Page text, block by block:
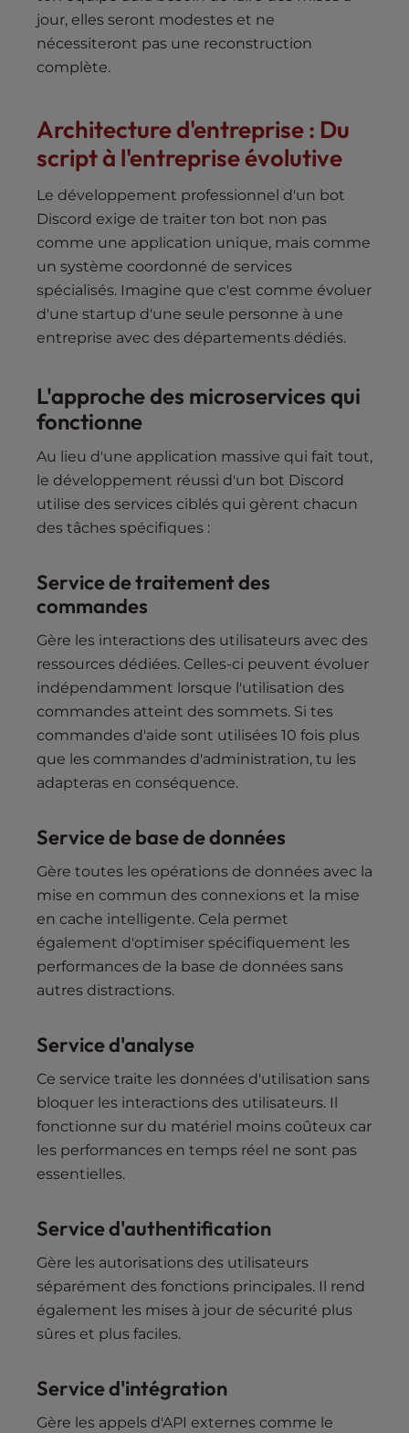
jour, elles seront modestes et ne
nécessiteront pas une reconstruction
complète.
Architecture d'entreprise : Du
script à l'entreprise évolutive
Le développement professionnel d'un bot
Discord exige de traiter ton bot non pas
comme une application unique, mais comme
un système coordonné de services
spécialisés. Imagine que c'est comme évoluer
d'une startup d'une seule personne à une
entreprise avec des départements dédiés.
L'approche des microservices qui
fonctionne
Au lieu d'une application massive qui fait tout,
le développement réussi d'un bot Discord
utilise des services ciblés qui gèrent chacun
des tâches spécifiques :
Service de traitement des
commandes
Gère les interactions des utilisateurs avec des
ressources dédiées. Celles-ci peuvent évoluer
indépendamment lorsque l'utilisation des
commandes atteint des sommets. Si tes
commandes d'aide sont utilisées 10 fois plus
que les commandes d'administration, tu les
adapteras en conséquence.
Service de base de données
Gère toutes les opérations de données avec la
mise en commun des connexions et la mise
en cache intelligente. Cela permet
également d'optimiser spécifiquement les
performances de la base de données sans
autres distractions.
Service d'analyse
Ce service traite les données d'utilisation sans
bloquer les interactions des utilisateurs. Il
fonctionne sur du matériel moins coûteux car
les performances en temps réel ne sont pas
essentielles.
Service d'authentification
Gère les autorisations des utilisateurs
séparément des fonctions principales. Il rend
également les mises à jour de sécurité plus
sûres et plus faciles.
Service d'intégration
Gère les appels d'API externes comme le